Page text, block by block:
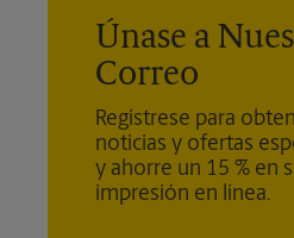
Únase a
Correo
Regístrese para
noticias y ofertas
y ahorre un 15 % en
impresión en línea.